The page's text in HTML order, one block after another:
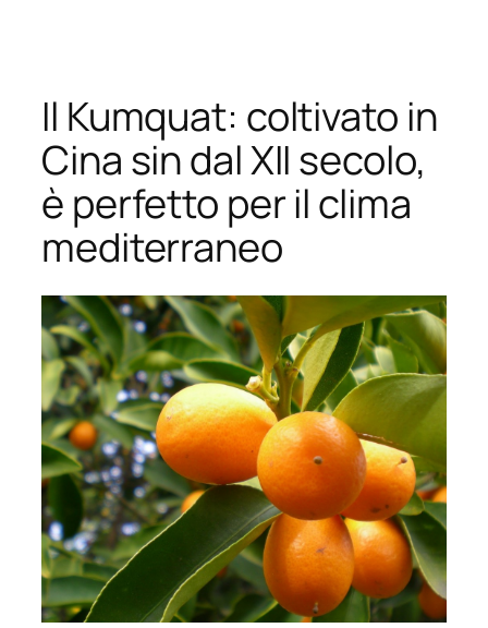
contenuto
Il Kumquat: coltivato in
Cina sin dal XII secolo,
è perfetto per il clima
mediterraneo